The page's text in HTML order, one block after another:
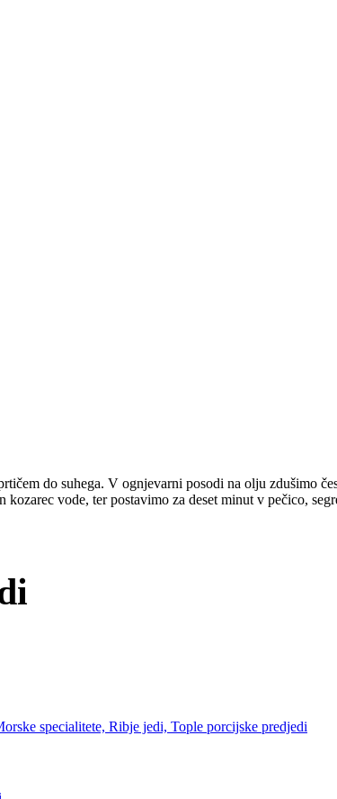
do suhega. V ognjevarni posodi na olju zdušimo
vode, ter postavimo za deset minut v pečico,
specialitete, Ribje jedi, Tople porcijske predjedi